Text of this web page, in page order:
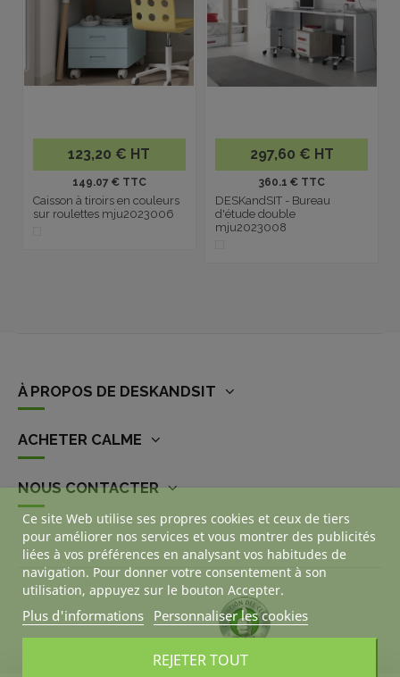
123,20 € HT
149.07 € TTC
Caisson à tiroirs en couleurs
sur roulettes mju2023006
297,60 € HT
360.1 € TTC
DESKandSIT - Bureau
d'étude double
mju2023008
À PROPOS DE DESKANDSIT
ACHETER CALME
NOUS CONTACTER
Ce site Web utilise ses propres cookies et ceux de tiers
pour améliorer nos services et vous montrer des publicités
liées à vos préférences en analysant vos habitudes de
navigation. Pour donner votre consentement à son
utilisation, appuyez sur le bouton Accepter.
Plus d'informations Personnaliser les cookies
REJETER TOUT